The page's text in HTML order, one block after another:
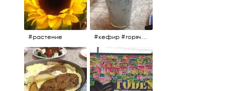
#растение #кефир #горячийкефир #национальноеблюдо #лаваш #вкусно